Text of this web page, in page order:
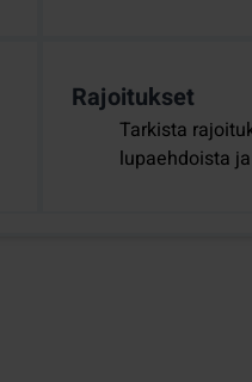
Rajoitukset
Tarkista
lupaehdoista